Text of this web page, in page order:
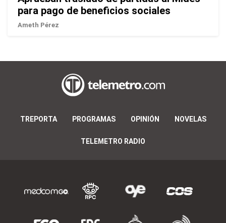
para pago de beneficios sociales
Ameth Pérez
TREPORTA PROGRAMAS OPINIÓN NOVELAS
TELEMETRO RADIO